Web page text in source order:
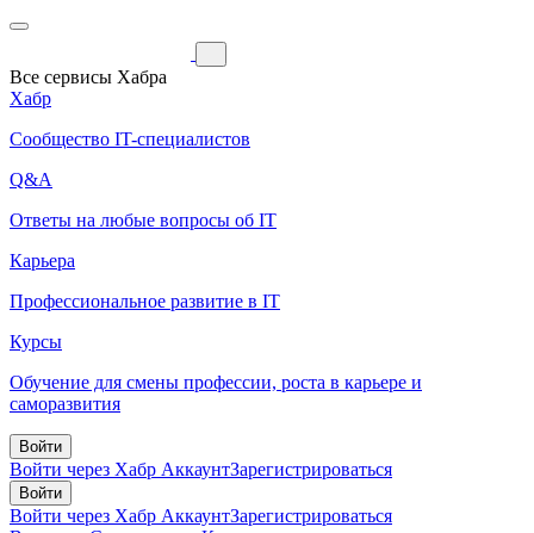
Все сервисы Хабра
Хабр
Сообщество IT-специалистов
Q&A
Ответы на любые вопросы об IT
Карьера
Профессиональное развитие в IT
Курсы
Обучение для смены профессии, роста в карьере и
саморазвития
Войти
Войти через Хабр АккаунтЗарегистрироваться
Войти
Войти через Хабр АккаунтЗарегистрироваться